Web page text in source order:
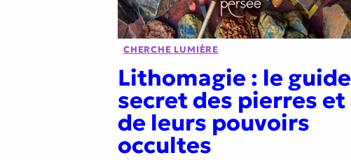
CHERCHE LUMIÈRE
Lithomagie : le guide
secret des pierres et
de leurs pouvoirs
occultes